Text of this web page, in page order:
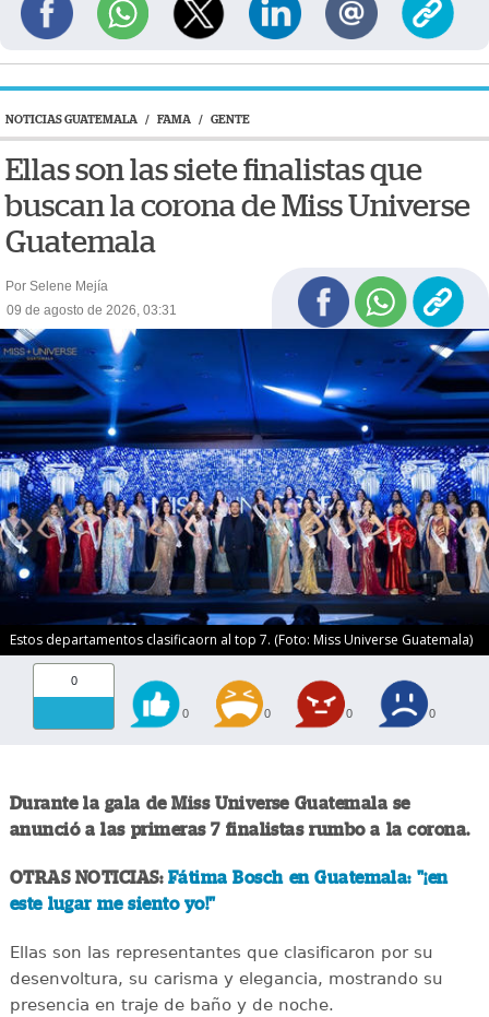
NOTICIAS GUATEMALA / FAMA / GENTE
Ellas son las siete finalistas que
buscan la corona de Miss Universe
Guatemala
Por Selene Mejía
09 de agosto de 2026, 03:31
Estos departamentos clasificaorn al top 7. (Foto: Miss Universe Guatemala)
0
0 0 0 0
Durante la gala de Miss Universe Guatemala se
anunció a las primeras 7 finalistas rumbo a la corona.
OTRAS NOTICIAS: Fátima Bosch en Guatemala: "¡en
este lugar me siento yo!"
Ellas son las representantes que clasificaron por su
desenvoltura, su carisma y elegancia, mostrando su
presencia en traje de baño y de noche.